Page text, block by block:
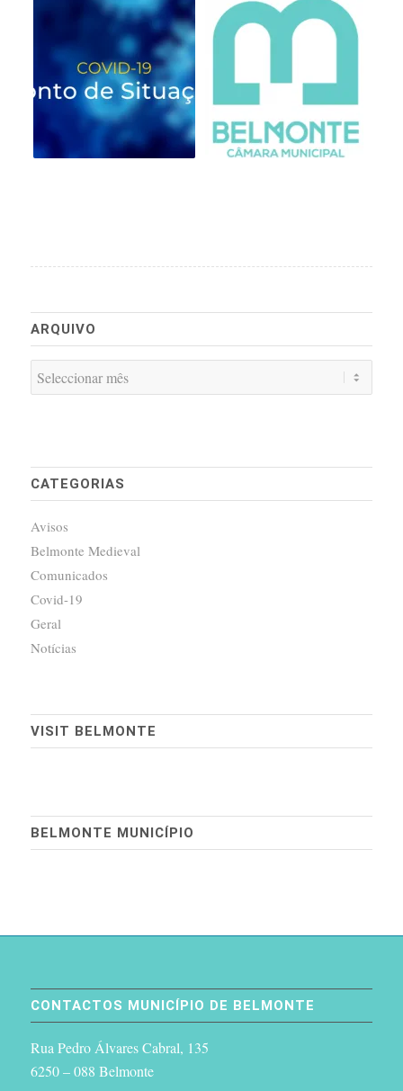
ARQUIVO
CATEGORIAS
Avisos
Belmonte Medieval
Comunicados
Covid-19
Geral
Notícias
VISIT BELMONTE
BELMONTE MUNICÍPIO
CONTACTOS MUNICÍPIO DE BELMONTE
Rua Pedro Álvares Cabral, 135
6250 – 088 Belmonte